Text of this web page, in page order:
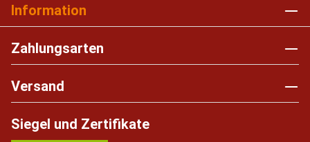
Information
Zahlungsarten
Versand
Siegel und Zertifikate